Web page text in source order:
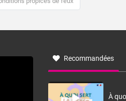
? Quelles sont
part du Roussillon à la
d’où
Recommandées
À